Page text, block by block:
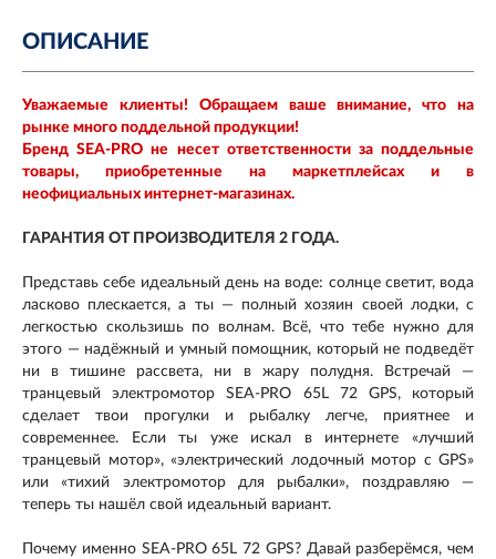
ОПИСАНИЕ
Уважаемые клиенты! Обращаем ваше внимание, что на
рынке много поддельной продукции!
Бренд SEA-PRO не несет ответственности за поддельные
товары, приобретенные на маркетплейсах и в
неофициальных интернет-магазинах.
ГАРАНТИЯ ОТ ПРОИЗВОДИТЕЛЯ 2 ГОДА.
Представь себе идеальный день на воде: солнце светит, вода
ласково плескается, а ты — полный хозяин своей лодки, с
легкостью скользишь по волнам. Всё, что тебе нужно для
этого — надёжный и умный помощник, который не подведёт
ни в тишине рассвета, ни в жару полудня. Встречай —
транцевый электромотор SEA-PRO 65L 72 GPS, который
сделает твои прогулки и рыбалку легче, приятнее и
современнее. Если ты уже искал в интернете «лучший
транцевый мотор», «электрический лодочный мотор с GPS»
или «тихий электромотор для рыбалки», поздравляю —
теперь ты нашёл свой идеальный вариант.
Почему именно SEA-PRO 65L 72 GPS? Давай разберёмся, чем